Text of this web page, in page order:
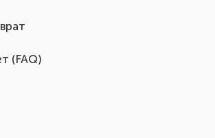
(FAQ)